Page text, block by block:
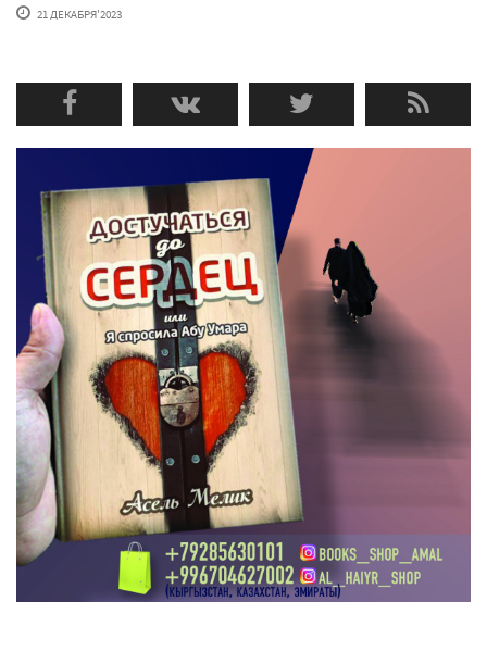
21 ДЕКАБРЯ'2023